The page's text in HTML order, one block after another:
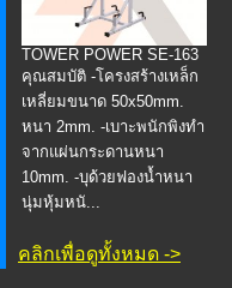
TOWER POWER SE-163
คุณสมบัติ -โครงสร้างเหล็ก
เหลี่ยมขนาด 50x50mm.
หนา 2mm. -เบาะพนักพิงทำ
จากแผ่นกระดานหนา
10mm. -บุด้วยฟองน้ำหนา
นุ่มหุ้มหนั...
คลิกเพื่อดูทั้งหมด ->